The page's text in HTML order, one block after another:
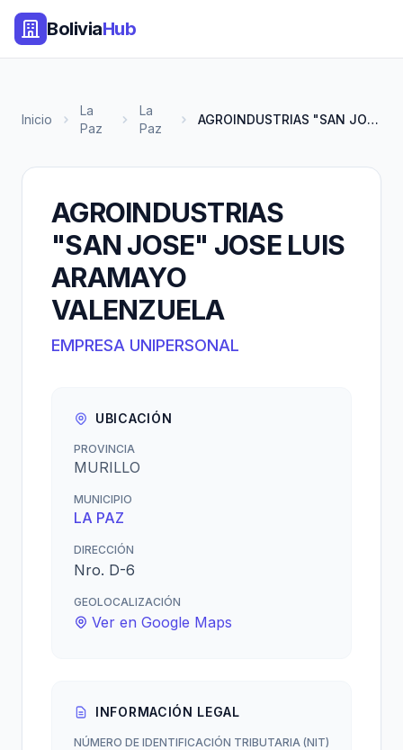
BoliviaHub
Inicio
La
Paz
La
Paz
AGROINDUSTRIAS "SAN JOSE" JOSE...
AGROINDUSTRIAS
"SAN JOSE" JOSE LUIS
ARAMAYO
VALENZUELA
EMPRESA UNIPERSONAL
UBICACIÓN
PROVINCIA
MURILLO
MUNICIPIO
LA PAZ
DIRECCIÓN
Nro. D-6
GEOLOCALIZACIÓN
Ver en Google Maps
INFORMACIÓN LEGAL
NÚMERO DE IDENTIFICACIÓN TRIBUTARIA (NIT)